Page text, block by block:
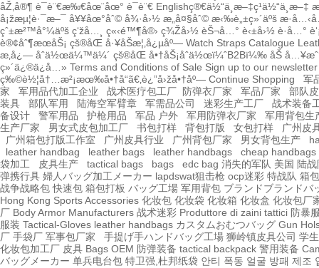
åŽ‚å®¶ è¯­è¨€æ‰€åœ¨åœ° è¯­è¨€ Englishç®€ä½“ä¸­æ–‡ç¹ä½“ä¸­æ–‡
å¡žæµ¦è·¯æ–¯ å¥¥åœ°åˆ© å¾·å›½ æ„å¤§åˆ© æ‹‰è„±ç»´äºš
çˆ±æ²™å°¼äºš ç‘žå…¸ ç«‹é™¶å®› ç¾Žå›½ èŠ¬å…° è‹±å›½ è·å…°
è®¢åˆ¶æœåŠ¡ çš®åŒ å·¥åŠæ¦‚å¿µåº— Watch Straps Catalogue
æ‚å¿— åˆä½œä¼™ä¼´ çš®åŒ å•†åŠ¡åˆä½œï¼ˆB2Bï¼‰ åŠ
ç»´ä¿®ä¿å…» Terms and Conditions of Sale Sign up to our
ç‰©è½¦å†…æ²¡æœ‰å•†å“ã€‚è¿”å›žå•†åº— Continue Shopping
军
家
军用品代加工企业 战术医疗包工厂 防弹衣厂家 军品厂家
部队
装具
部队军用 陆海空军臂章 军需品公司 迷彩生产工厂
战术装备
备设计
警军用品 护枪用品 军品 户外 军用防弹衣厂家
军用背包生
生产厂家
男女式皮包加工厂 书包打样 背包打版 女包打样
广州皮
广州箱包打版工作室
广州皮具行业 广州背包厂家 男女背包生产
leather handbag
leather bags leather handbags
cheap handbags
袋加工
皮具生产 tactical bags bags edc bag 消失的军队 美国 陆战
弹携行具 婦人バッグ加工メーカー lapdswat狙击枪 ocp迷彩 特战队 箱
战争战略包 快速包 箱包打板 バッグ工場 军用背包 ブランドブランドバ
Hong Kong Sports Accessories 化妆包 化妆袋 化妆箱 化妆盒 化妆包厂
厂 Body Armor Manufacturers 战术迷彩 Produttore di zaini tattici 防暴
服装 Tactical-Gloves leather handbags カスタムおむつバッグ Gun
厂 手袋厂 军事包厂家 手提げ手ハンドバッグ工場 狮岭镇皮具公司 学
化妆包加工厂 皮具 Bags OEM 防弹装备 tactical backpack 警用装备
バッグメーカー 单兵电台包 特卫强,杜邦纸袋 안티 폭동 얼굴 방패 제조